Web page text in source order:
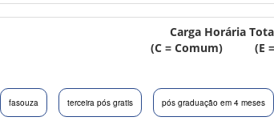
Carga Horária
(C = Comum) (E =
fasouza terceira pós gratis pós graduação em 4 meses